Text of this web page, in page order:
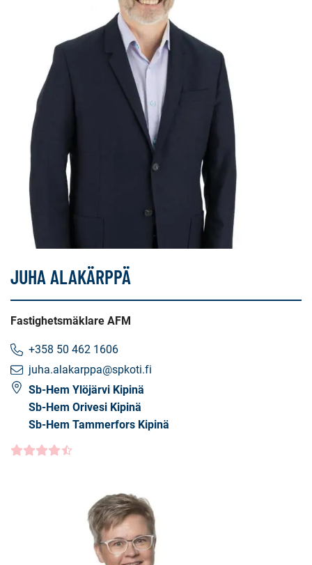
JUHA ALAKÄRPPÄ
Fastighetsmäklare AFM
+358 50 462 1606
juha.alakarppa@spkoti.fi
Sb-Hem Ylöjärvi Kipinä
Sb-Hem Orivesi Kipinä
Sb-Hem Tammerfors Kipinä
Kundbetyg